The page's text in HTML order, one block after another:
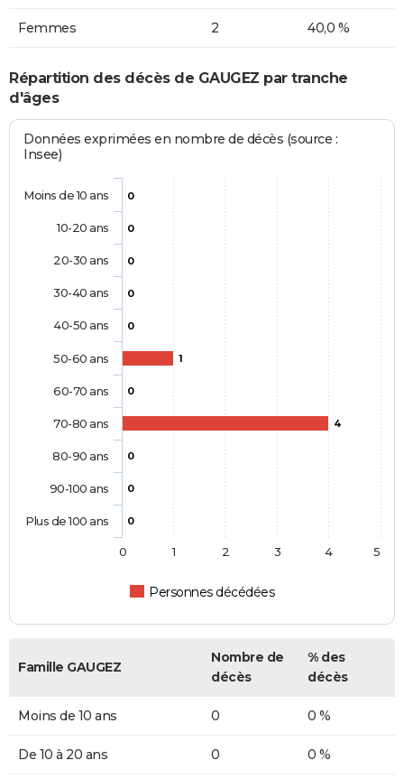
Femmes 2 40,0 %
Répartition des décès de GAUGEZ par tranche
d'âges
Données exprimées en nombre de décès (source :
Insee)
0
0
0
0
0
1
0
4
0
0
0
Personnes décédées
Moins de 10 ans
10-20 ans
20-30 ans
30-40 ans
40-50 ans
50-60 ans
60-70 ans
70-80 ans
80-90 ans
90-100 ans
Plus de 100 ans
0 1 2 3 4 5
Famille GAUGEZ
Nombre de
décès
% des
décès
Moins de 10 ans 0 0 %
De 10 à 20 ans 0 0 %